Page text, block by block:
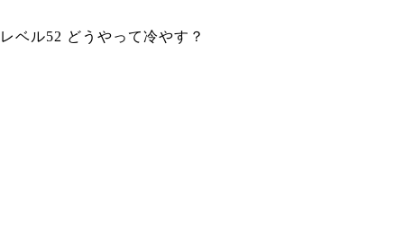
レベル52 どうやって冷やす？